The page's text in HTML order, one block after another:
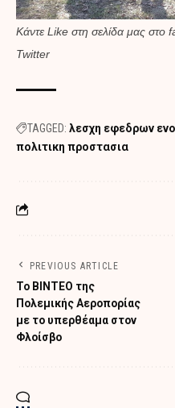
Κάντε Like στη σελίδα μας στο
Twitter
TAGGED: λεσχη εφεδρων
πολιτικη προστασια
PREVIOUS ARTICLE
Το ΒΙΝΤΕΟ της
Πολεμικής Αεροπορίας
με το υπερθέαμα στον
Φλοίσβο